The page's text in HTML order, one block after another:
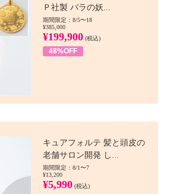
Ｐ社製 バラの妖...
期間限定：8/5〜18
¥385,000
¥199,900 (税込)
48%OFF
キュアフォルテ 髪と頭皮の
老舗サロン開発 し...
期間限定：8/1〜7
¥13,200
¥5,990 (税込)